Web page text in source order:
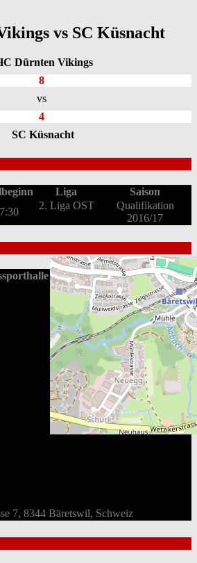
vs SC Küsnacht
Dürnten Vikings
8
vs
4
SC Küsnacht
Liga
Saison
2. Liga OST
Qualifikation
2016/17
Bäretswil
7, 8344 Bäretswil, Schweiz